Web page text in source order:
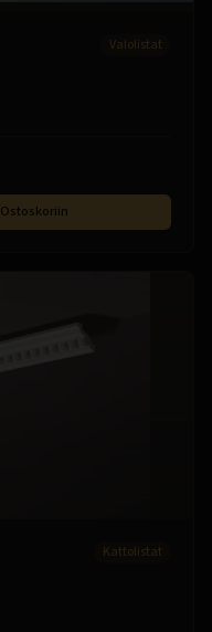
Valolistat
Ostoskoriin
Kattolistat